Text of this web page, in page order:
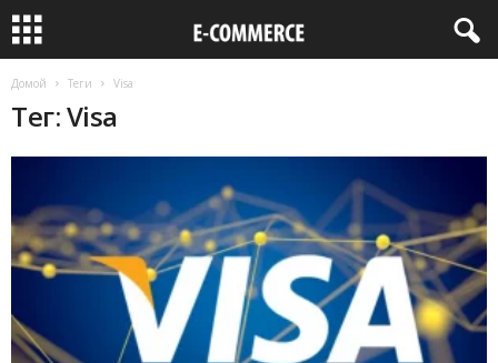
Домой Теги Visa
Тег: Visa